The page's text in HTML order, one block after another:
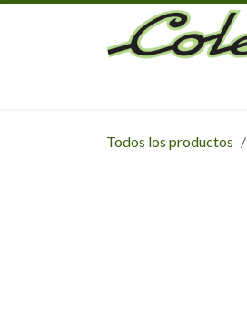
Ir al contenido
Todos los productos